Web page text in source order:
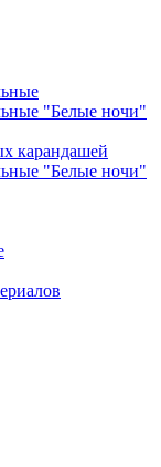
"Белые ночи"
карандашей
"Белые ночи"